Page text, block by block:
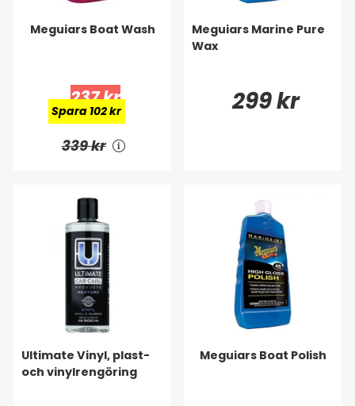
Meguiars Boat Wash
237 kr
Spara 102 kr
339 kr
Meguiars Marine Pure
Wax
299 kr
Ultimate Vinyl, plast-
och vinylrengöring
Meguiars Boat Polish